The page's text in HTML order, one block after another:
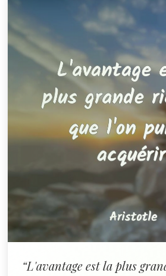
“L'avantage est la plus